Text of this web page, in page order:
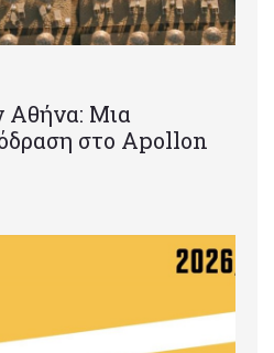
Αθήνα: Μια
στο Apollon